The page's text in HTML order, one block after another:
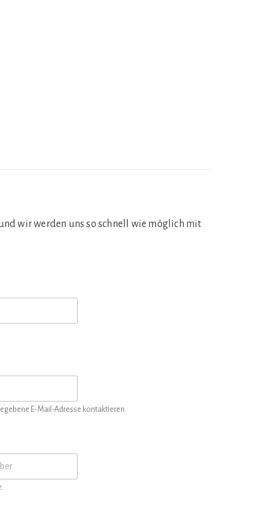
wir werden uns so schnell wie möglich mit
E-Mail-Adresse kontaktieren.